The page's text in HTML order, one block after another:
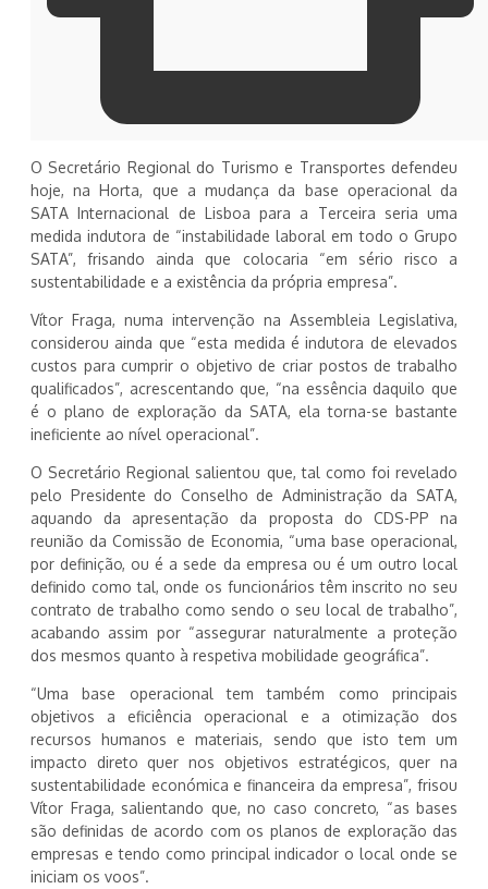
O Secretário Regional do Turismo e Transportes defendeu
hoje, na Horta, que a mudança da base operacional da
SATA Internacional de Lisboa para a Terceira seria uma
medida indutora de “instabilidade laboral em todo o Grupo
SATA”, frisando ainda que colocaria “em sério risco a
sustentabilidade e a existência da própria empresa”.
Vítor Fraga, numa intervenção na Assembleia Legislativa,
considerou ainda que “esta medida é indutora de elevados
custos para cumprir o objetivo de criar postos de trabalho
qualificados”, acrescentando que, “na essência daquilo que
é o plano de exploração da SATA, ela torna-se bastante
ineficiente ao nível operacional”.
O Secretário Regional salientou que, tal como foi revelado
pelo Presidente do Conselho de Administração da SATA,
aquando da apresentação da proposta do CDS-PP na
reunião da Comissão de Economia, “uma base operacional,
por definição, ou é a sede da empresa ou é um outro local
definido como tal, onde os funcionários têm inscrito no seu
contrato de trabalho como sendo o seu local de trabalho”,
acabando assim por “assegurar naturalmente a proteção
dos mesmos quanto à respetiva mobilidade geográfica”.
“Uma base operacional tem também como principais
objetivos a eficiência operacional e a otimização dos
recursos humanos e materiais, sendo que isto tem um
impacto direto quer nos objetivos estratégicos, quer na
sustentabilidade económica e financeira da empresa”, frisou
Vítor Fraga, salientando que, no caso concreto, “as bases
são definidas de acordo com os planos de exploração das
empresas e tendo como principal indicador o local onde se
iniciam os voos”.